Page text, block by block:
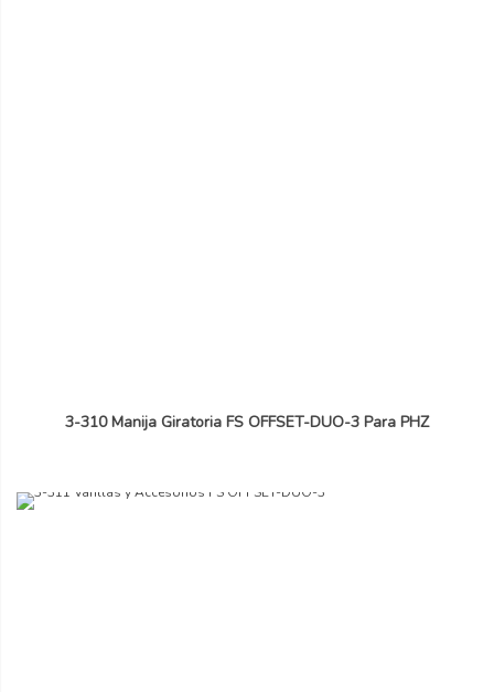
3-310 Manija Giratoria FS OFFSET-DUO-3 Para PHZ